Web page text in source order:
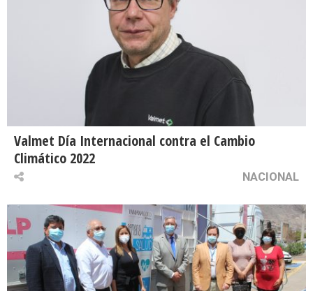
Valmet Día Internacional contra el Cambio
Climático 2022
NACIONAL